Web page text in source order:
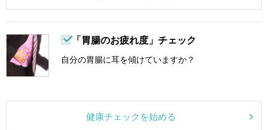
「胃腸のお疲れ度」チェック
自分の胃腸に耳を傾けていますか？
健康チェックを始める